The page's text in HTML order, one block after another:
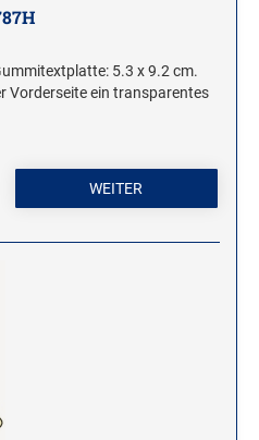
5.3 x 9.2 cm.
Vorderseite ein transparentes